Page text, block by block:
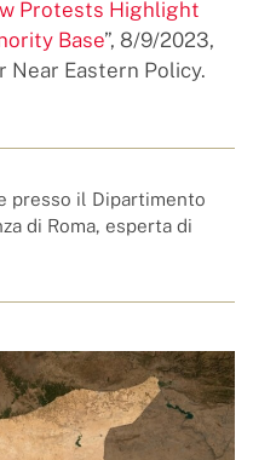
Protests Highlight
Base”, 8/9/2023,
Eastern Policy.
presso il Dipartimento
di Roma, esperta di